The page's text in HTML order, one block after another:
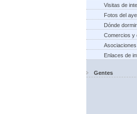
Visitas de
Fotos del
Dónde dormir
Comercios y
Asociaciones
Enlaces de
Gentes